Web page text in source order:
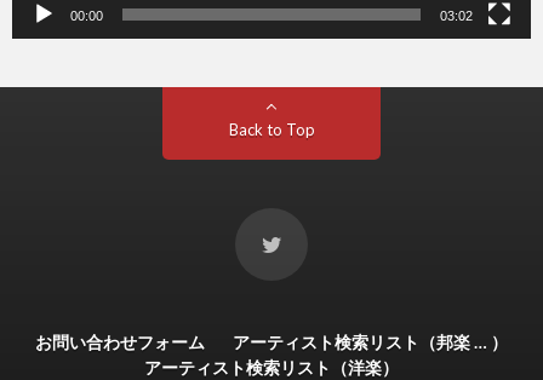
00:00 03:02
Back to Top
お問い合わせフォーム
アーティスト検索リスト（邦楽 … ）
アーティスト検索リスト（洋楽）